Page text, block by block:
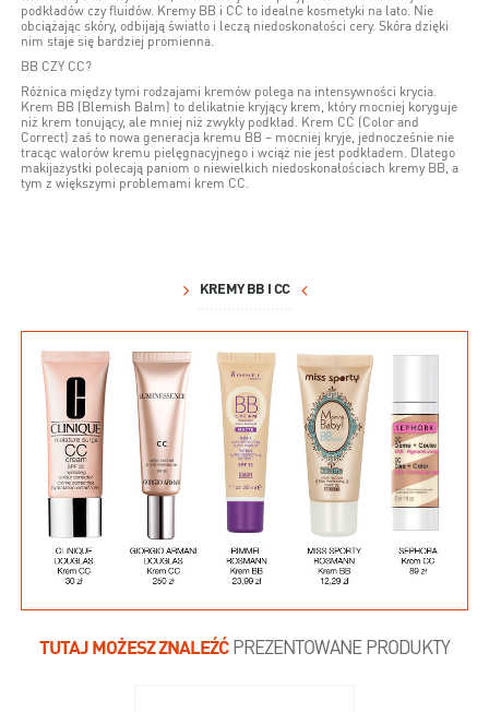
podkładów czy fluidów. Kremy BB i CC to idealne kosmetyki na lato. Nie
obciążając skóry, odbijają światło i leczą niedoskonałości cery. Skóra dzięki
nim staje się bardziej promienna.
BB CZY CC?
Różnica między tymi rodzajami kremów polega na intensywności krycia.
Krem BB (Blemish Balm) to delikatnie kryjący krem, który mocniej koryguje
niż krem tonujący, ale mniej niż zwykły podkład. Krem CC (Color and
Correct) zaś to nowa generacja kremu BB – mocniej kryje, jednocześnie nie
tracąc walorów kremu pielęgnacyjnego i wciąż nie jest podkładem. Dlatego
makijażystki polecają paniom o niewielkich niedoskonałościach kremy BB, a
tym z większymi problemami krem CC.
KREMY BB I CC
TUTAJ MOŻESZ ZNALEŹĆPREZENTOWANE PRODUKTY